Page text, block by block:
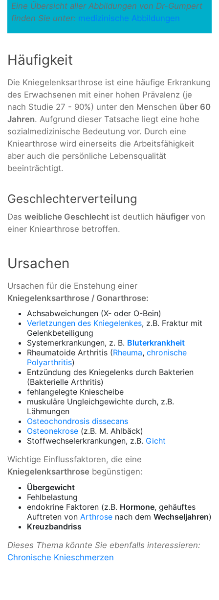
Eine Übersicht aller Abbildungen von Dr-Gumpert
finden Sie unter: medizinische Abbildungen
Häufigkeit
Die Kniegelenksarthrose ist eine häufige Erkrankung
des Erwachsenen mit einer hohen Prävalenz (je
nach Studie 27 - 90%) unter den Menschen über 60
Jahren. Aufgrund dieser Tatsache liegt eine hohe
sozialmedizinische Bedeutung vor. Durch eine
Kniearthrose wird einerseits die Arbeitsfähigkeit
aber auch die persönliche Lebensqualität
beeinträchtigt.
Geschlechterverteilung
Das weibliche Geschlecht ist deutlich häufiger von
einer Kniearthrose betroffen.
Ursachen
Ursachen für die Enstehung einer
Kniegelenksarthrose / Gonarthrose:
Achsabweichungen (X- oder O-Bein)
Verletzungen des Kniegelenkes, z.B. Fraktur mit
Gelenkbeteiligung
Systemerkrankungen, z. B. Bluterkrankheit
Rheumatoide Arthritis (Rheuma, chronische
Polyarthritis)
Entzündung des Kniegelenks durch Bakterien
(Bakterielle Arthritis)
fehlangelegte Kniescheibe
muskuläre Ungleichgewichte durch, z.B.
Lähmungen
Osteochondrosis dissecans
Osteonekrose (z.B. M. Ahlbäck)
Stoffwechselerkrankungen, z.B. Gicht
Wichtige Einflussfaktoren, die eine
Kniegelenksarthrose begünstigen:
Übergewicht
Fehlbelastung
endokrine Faktoren (z.B. Hormone, gehäuftes
Auftreten von Arthrose nach dem Wechseljahren)
Kreuzbandriss
Dieses Thema könnte Sie ebenfalls interessieren:
Chronische Knieschmerzen